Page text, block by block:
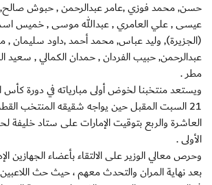
حسن, محمد فوزي ,عامر عبدالرحمن , حبوش
عيسى , علي العامري , عبدالله موسى , خميس
(الجزيرة), وليد عباس, محمد أحمد ,داود سليمان ,
عبدالرحمن, حبيب الفردان , حمدان الكمالي , سعيد
مطر .
ويستعد منتخبنا لخوض أولى مبارياته في دورة كأس
21 السبت المقبل حين يواجه شقيقه المنتخب
العاشرة والربع بتوقيت الإمارات على ستاد
الأولى .
وحرص معالي الوزير على الالتقاء بأعضاء الجهازين
بعد نهاية المران والتحدث معهم ، حيث حث